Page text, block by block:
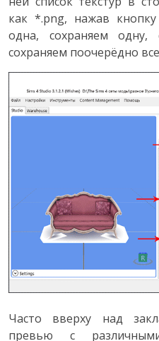
как *.png, нажав кнопку
одна, сохраняем одну,
сохраняем поочерёдно
Часто вверху над
превью с